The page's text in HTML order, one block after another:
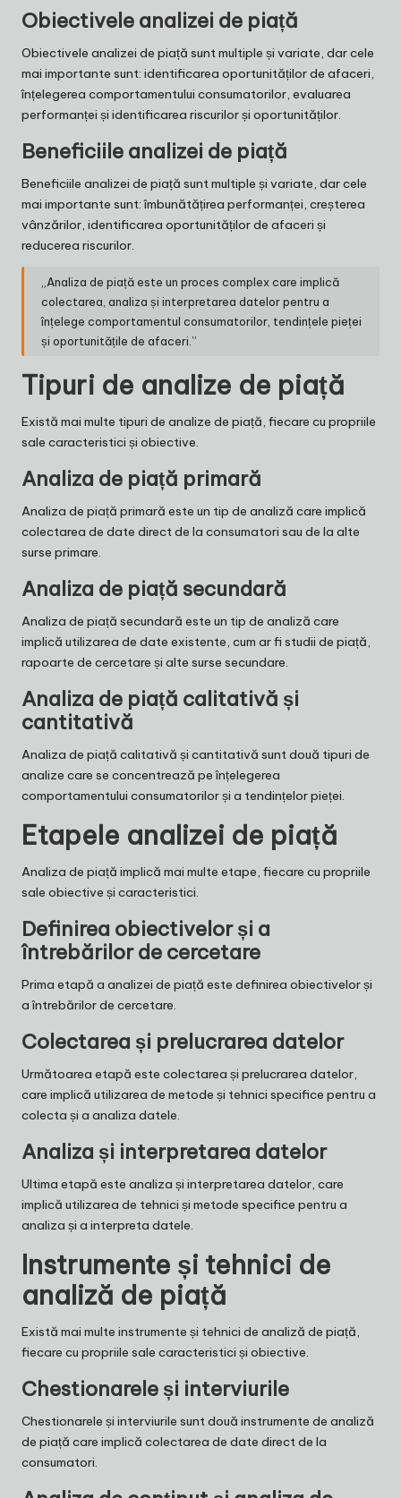
Obiectivele analizei de piață
Obiectivele analizei de piață sunt multiple și variate, dar cele
mai importante sunt: identificarea oportunităților de afaceri,
înțelegerea comportamentului consumatorilor, evaluarea
performanței și identificarea riscurilor și oportunităților.
Beneficiile analizei de piață
Beneficiile analizei de piață sunt multiple și variate, dar cele
mai importante sunt: îmbunătățirea performanței, creșterea
vânzărilor, identificarea oportunităților de afaceri și
reducerea riscurilor.
„Analiza de piață este un proces complex care implică
colectarea, analiza și interpretarea datelor pentru a
înțelege comportamentul consumatorilor, tendințele pieței
și oportunitățile de afaceri.”
Tipuri de analize de piață
Există mai multe tipuri de analize de piață, fiecare cu propriile
sale caracteristici și obiective.
Analiza de piață primară
Analiza de piață primară este un tip de analiză care implică
colectarea de date direct de la consumatori sau de la alte
surse primare.
Analiza de piață secundară
Analiza de piață secundară este un tip de analiză care
implică utilizarea de date existente, cum ar fi studii de piață,
rapoarte de cercetare și alte surse secundare.
Analiza de piață calitativă și
cantitativă
Analiza de piață calitativă și cantitativă sunt două tipuri de
analize care se concentrează pe înțelegerea
comportamentului consumatorilor și a tendințelor pieței.
Etapele analizei de piață
Analiza de piață implică mai multe etape, fiecare cu propriile
sale obiective și caracteristici.
Definirea obiectivelor și a
întrebărilor de cercetare
Prima etapă a analizei de piață este definirea obiectivelor și
a întrebărilor de cercetare.
Colectarea și prelucrarea datelor
Următoarea etapă este colectarea și prelucrarea datelor,
care implică utilizarea de metode și tehnici specifice pentru a
colecta și a analiza datele.
Analiza și interpretarea datelor
Ultima etapă este analiza și interpretarea datelor, care
implică utilizarea de tehnici și metode specifice pentru a
analiza și a interpreta datele.
Instrumente și tehnici de
analiză de piață
Există mai multe instrumente și tehnici de analiză de piață,
fiecare cu propriile sale caracteristici și obiective.
Chestionarele și interviurile
Chestionarele și interviurile sunt două instrumente de analiză
de piață care implică colectarea de date direct de la
consumatori.